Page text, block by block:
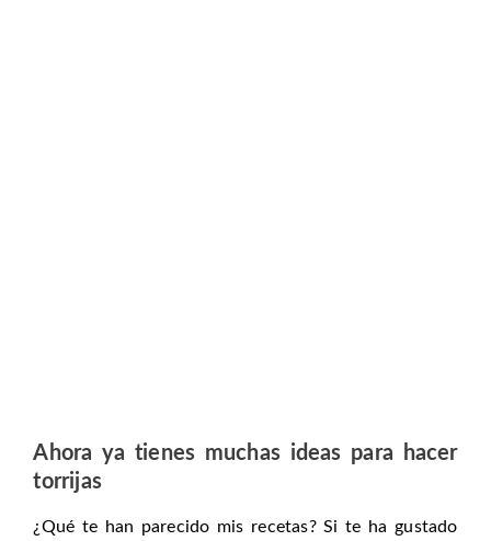
Ahora ya tienes muchas ideas para hacer
torrijas
¿Qué te han parecido mis recetas? Si te ha gustado